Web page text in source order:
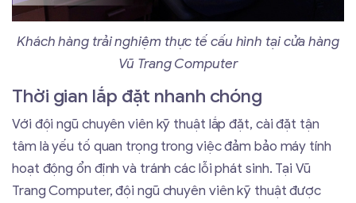
Khách hàng trải nghiệm thực tế cấu hình tại cửa hàng
Vũ Trang Computer
Thời gian lắp đặt nhanh chóng
Với đội ngũ chuyên viên kỹ thuật lắp đặt, cài đặt tận
tâm là yếu tố quan trọng trong việc đảm bảo máy tính
hoạt động ổn định và tránh các lỗi phát sinh. Tại Vũ
Trang Computer, đội ngũ chuyên viên kỹ thuật được